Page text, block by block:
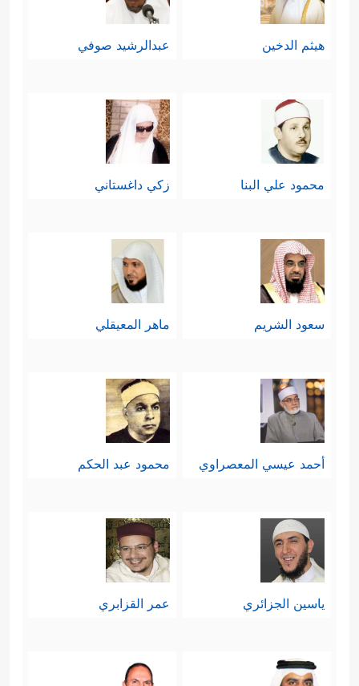
هيثم الدخين عبدالرشيد صوفي
محمود علي البنا زكي داغستاني
سعود الشريم ماهر المعيقلي
أحمد عيسي المعصراوي محمود عبد الحكم
ياسين الجزائري عمر القزابري